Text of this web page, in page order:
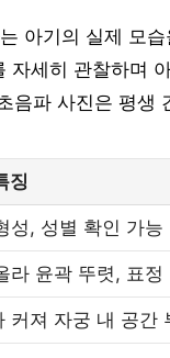
아기의 실제 모
자세히 관찰하며
음파 사진은 평생
징
성, 성별 확인 가능
라 윤곽 뚜렷, 표정
커져 자궁 내 공간